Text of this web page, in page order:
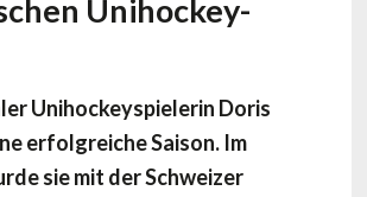
Unihockey-
Unihockeyspielerin Doris
erfolgreiche Saison. Im
sie mit der Schweizer